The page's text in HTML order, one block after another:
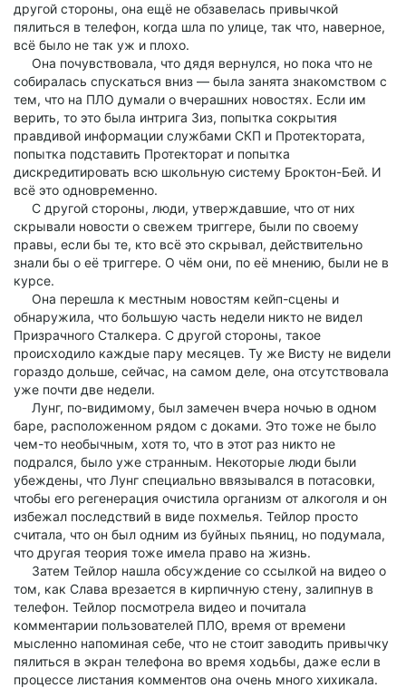
другой стороны, она ещё не обзавелась привычкой
пялиться в телефон, когда шла по улице, так что, наверное,
всё было не так уж и плохо.
Она почувствовала, что дядя вернулся, но пока что не
собиралась спускаться вниз — была занята знакомством с
тем, что на ПЛО думали о вчерашних новостях. Если им
верить, то это была интрига Зиз, попытка сокрытия
правдивой информации службами СКП и Протектората,
попытка подставить Протекторат и попытка
дискредитировать всю школьную систему Броктон-Бей. И
всё это одновременно.
С другой стороны, люди, утверждавшие, что от них
скрывали новости о свежем триггере, были по своему
правы, если бы те, кто всё это скрывал, действительно
знали бы о её триггере. О чём они, по её мнению, были не в
курсе.
Она перешла к местным новостям кейп-сцены и
обнаружила, что большую часть недели никто не видел
Призрачного Сталкера. С другой стороны, такое
происходило каждые пару месяцев. Ту же Висту не видели
гораздо дольше, сейчас, на самом деле, она отсутствовала
уже почти две недели.
Лунг, по-видимому, был замечен вчера ночью в одном
баре, расположенном рядом с доками. Это тоже не было
чем-то необычным, хотя то, что в этот раз никто не
подрался, было уже странным. Некоторые люди были
убеждены, что Лунг специально ввязывался в потасовки,
чтобы его регенерация очистила организм от алкоголя и он
избежал последствий в виде похмелья. Тейлор просто
считала, что он был одним из буйных пьяниц, но подумала,
что другая теория тоже имела право на жизнь.
Затем Тейлор нашла обсуждение со ссылкой на видео о
том, как Слава врезается в кирпичную стену, залипнув в
телефон. Тейлор посмотрела видео и почитала
комментарии пользователей ПЛО, время от времени
мысленно напоминая себе, что не стоит заводить привычку
пялиться в экран телефона во время ходьбы, даже если в
процессе листания комментов она очень много хихикала.